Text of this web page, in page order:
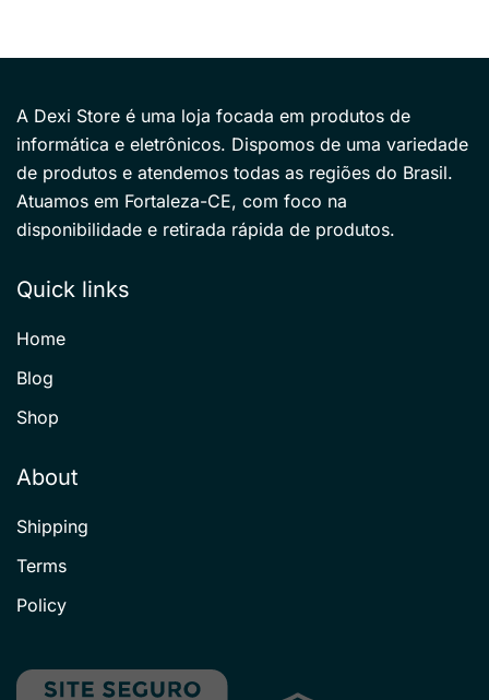
A Dexi Store é uma loja focada em produtos de
informática e eletrônicos. Dispomos de uma variedade
de produtos e atendemos todas as regiões do Brasil.
Atuamos em Fortaleza-CE, com foco na
disponibilidade e retirada rápida de produtos.
Quick links
Home
Blog
Shop
About
Shipping
Terms
Policy